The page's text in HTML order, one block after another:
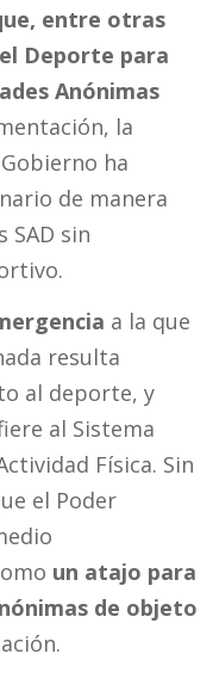
entre otras
Deporte para
Anónimas
la
ha
de manera
sin
a la que
resulta
al deporte, y
al Sistema
Física. Sin
el Poder
un atajo para
de objeto